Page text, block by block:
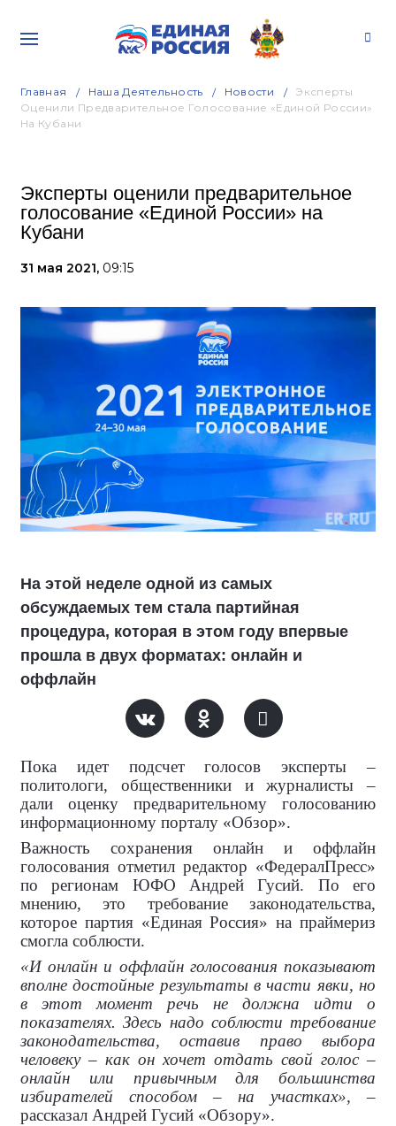
Главная Наша Деятельность Новости
Эксперты
Оценили Предварительное Голосование «Единой России»
На Кубани
Эксперты оценили предварительное
голосование «Единой России» на
Кубани
31 мая 2021, 09:15
На этой неделе одной из самых
обсуждаемых тем стала партийная
процедура, которая в этом году впервые
прошла в двух форматах: онлайн и
оффлайн
Пока идет подсчет голосов эксперты –
политологи, общественники и журналисты –
дали оценку предварительному голосованию
информационному порталу «Обзор».
Важность сохранения онлайн и оффлайн
голосования отметил редактор «ФедералПресс»
по регионам ЮФО Андрей Гусий. По его
мнению, это требование законодательства,
которое партия «Единая Россия» на праймериз
смогла соблюсти.
«И онлайн и оффлайн голосования показывают
вполне достойные результаты в части явки, но
в этот момент речь не должна идти о
показателях. Здесь надо соблюсти требование
законодательства, оставив право выбора
человеку – как он хочет отдать свой голос –
онлайн или привычным для большинства
избирателей способом – на участках»,–
рассказал Андрей Гусий «Обзору».